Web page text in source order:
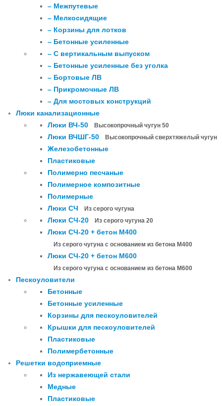
– Межпутевые
– Мелкосидящие
– Корзины для лотков
– Бетонные усиленные
– С вертикальным выпуском
– Бетонные усиленные без уголка
– Бортовые ЛВ
– Прикромочные ЛВ
– Для мостовых конструкций
Люки канализационные
Люки ВЧ-50
Высокопрочный чугун 50
Люки ВЧШГ-50 Высокопрочный сверхтяжелый чугун
Железобетонные
Пластиковые
Полимерно песчаные
Полимерное композитные
Полимерные
Люки СЧ
Из серого чугуна
Люки СЧ-20 Из серого чугуна 20
Люки СЧ-20 + бетон М400
Из серого чугуна с основанием из бетона М400
Люки СЧ-20 + бетон М600
Из серого чугуна с основанием из бетона М600
Пескоуловители
Бетонные
Бетонные усиленные
Корзины для пескоуловителей
Крышки для пескоуловителей
Пластиковые
Полимербетонные
Решетки водоприемные
Из нержавеющей стали
Медные
Пластиковые